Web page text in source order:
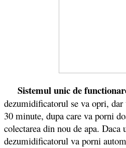
Sistemul unic de
dezumidificatorul se va opri,
30 minute, dupa care va porni
colectarea din nou de apa.
dezumidificatorul va porni